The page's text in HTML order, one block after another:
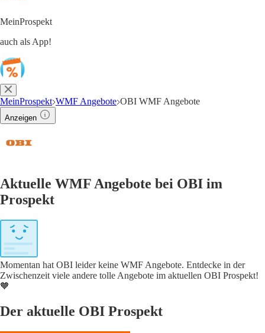
MeinProspekt
auch als App!
MeinProspekt WMF Angebote OBI WMF Angebote
Anzeigen
Aktuelle WMF Angebote bei OBI im
Prospekt
Momentan hat OBI leider keine WMF Angebote. Entdecke in der
Zwischenzeit viele andere tolle Angebote im aktuellen OBI Prospekt!
🧡
Der aktuelle OBI Prospekt